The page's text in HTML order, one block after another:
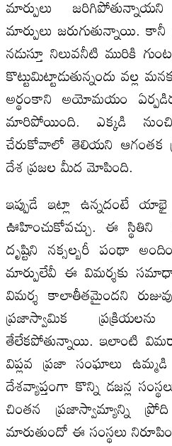
మార్పులు
మార్పులు జరుగుతున్నాయి. కానీ
నడుస్తూ నిలువనీటి మురికి
కొట్టుమిట్టాడుతున్నందు వల్ల
అర్థంకాని అయోమయం
మారిపోయింది. ఎక్కడి
చేరుకోవాలో తెలియని ఆగంతక
దేశ ప్రజల మీద మోపింది.
ఇప్పుడే ఇట్లా ఉన్నదంటే
ఊహించుకోవచ్చు. ఈ స్థితిని
దృష్టిని నక్సల్బరీ పంథా
మార్పులేవీ ఈ విమర్శకు
విమర్శ కాలాతీతమైందని
ప్రజాస్వామిక
తేలేకపోతున్నాయి. ఇలాంటి
విప్లవ ప్రజా సంఘాలు ఉమ్మడి
దేశవ్యాప్తంగా కొన్ని డజన్ల
చింతన ప్రజాస్వామ్యాన్ని
మారుతుందో ఈ సంస్థలు